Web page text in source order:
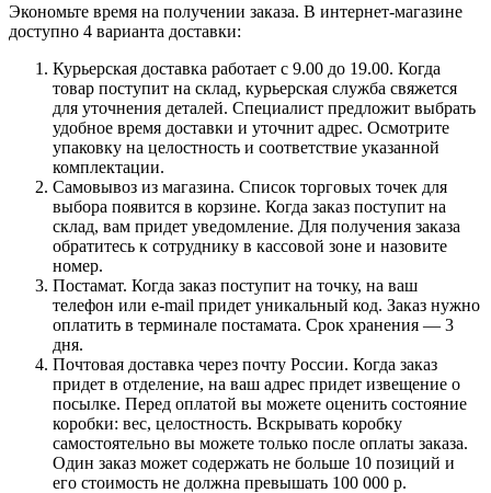
Экономьте время на получении заказа. В интернет-магазине
доступно 4 варианта доставки:
Курьерская доставка работает с 9.00 до 19.00. Когда
товар поступит на склад, курьерская служба свяжется
для уточнения деталей. Специалист предложит выбрать
удобное время доставки и уточнит адрес. Осмотрите
упаковку на целостность и соответствие указанной
комплектации.
Самовывоз из магазина. Список торговых точек для
выбора появится в корзине. Когда заказ поступит на
склад, вам придет уведомление. Для получения заказа
обратитесь к сотруднику в кассовой зоне и назовите
номер.
Постамат. Когда заказ поступит на точку, на ваш
телефон или e-mail придет уникальный код. Заказ нужно
оплатить в терминале постамата. Срок хранения — 3
дня.
Почтовая доставка через почту России. Когда заказ
придет в отделение, на ваш адрес придет извещение о
посылке. Перед оплатой вы можете оценить состояние
коробки: вес, целостность. Вскрывать коробку
самостоятельно вы можете только после оплаты заказа.
Один заказ может содержать не больше 10 позиций и
его стоимость не должна превышать 100 000 р.